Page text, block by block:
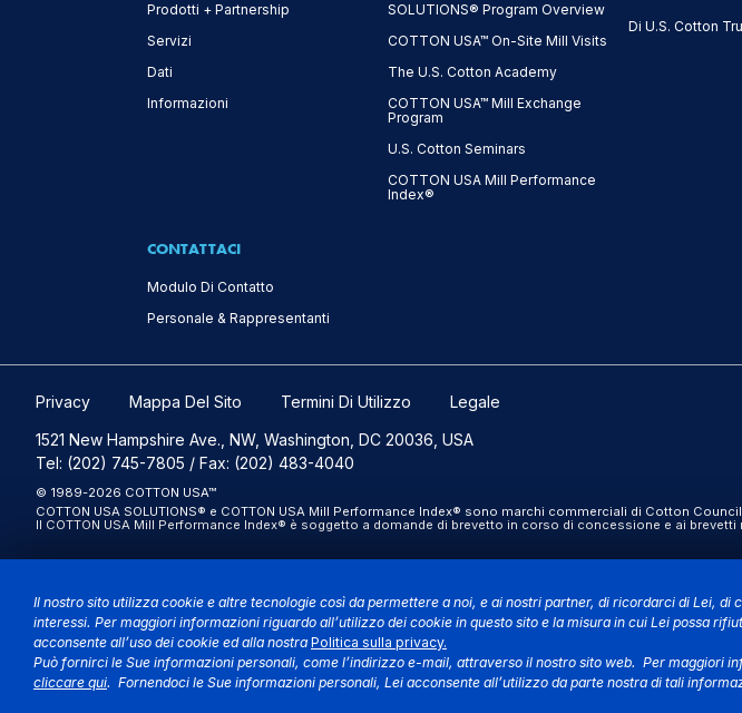
Il nostro sito utilizza cookie e altre tecnologie così da permettere a noi, e ai nostri partner, di ricordarci di Lei,
interessi. Per maggiori informazioni riguardo all’utilizzo dei cookie in questo sito e la misura in cui Lei possa
acconsente all’uso dei cookie ed alla nostra Politica sulla privacy.
Può fornirci le Sue informazioni personali, come l’indirizzo e-mail, attraverso il nostro sito web. Per
cliccare qui. Fornendoci le Sue informazioni personali, Lei acconsente all’utilizzo da parte nostra di tali
Prodotti + Partnership
Servizi
Dati
Informazioni
SOLUTIONS® Program Overview
COTTON USA™ On-Site Mill Visits
The U.S. Cotton Academy
COTTON USA™ Mill Exchange
Program
U.S. Cotton Seminars
COTTON USA Mill Performance
Index®
Di U.S. Cotton
CONTATTACI
Modulo Di Contatto
Personale & Rappresentanti
Privacy Mappa Del Sito Termini Di Utilizzo
Legale
1521 New Hampshire Ave., NW, Washington, DC 20036, USA
Tel: (202) 745-7805 / Fax: (202) 483-4040
© 1989-2026 COTTON USA™
COTTON USA SOLUTIONS® e COTTON USA Mill Performance Index® sono marchi commerciali di Cotton
Il COTTON USA Mill Performance Index® è soggetto a domande di brevetto in corso di concessione e ai